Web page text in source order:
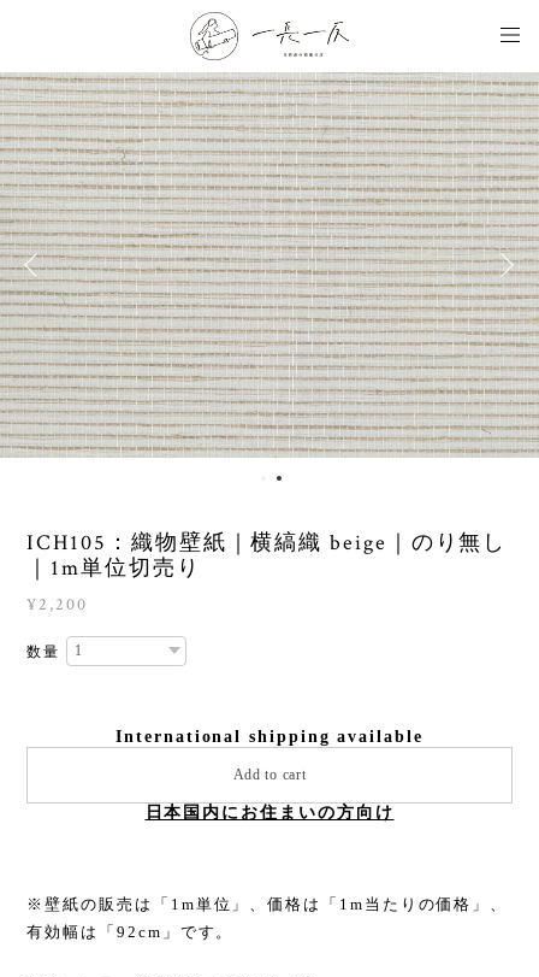
ICH105：織物壁紙｜横縞織 beige｜のり無し
｜1m単位切売り
¥2,200
数量
International shipping available
Add to cart
日本国内にお住まいの方向け
※壁紙の販売は「1m単位」、価格は「1m当たりの価格」、
有効幅は「92cm」です。